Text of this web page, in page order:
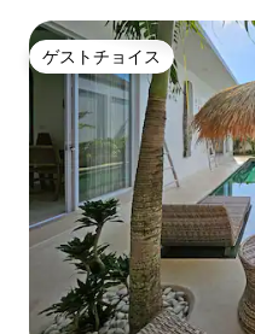
ゲストチョイス
ゲストチョイス